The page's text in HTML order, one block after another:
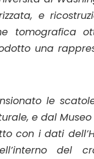
e
tomografica
una
le
e dal
con i dati dell’
del